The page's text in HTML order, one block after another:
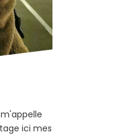
ici mes